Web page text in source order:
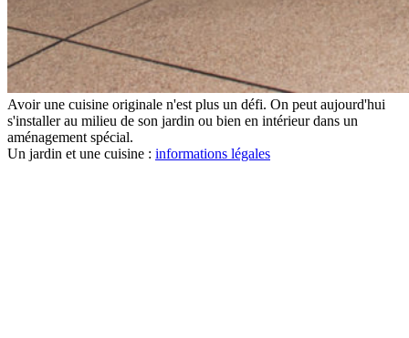
Avoir une cuisine originale n'est plus un défi. On peut aujourd'hui
s'installer au milieu de son jardin ou bien en intérieur dans un
aménagement spécial.
Un jardin et une cuisine : informations légales